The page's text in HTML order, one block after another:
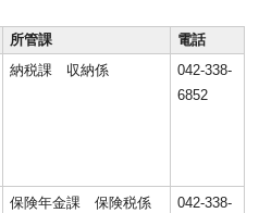
所管課
電話
納税課 収納係
042-338-
6852
保険年金課 保険税係
042-338-